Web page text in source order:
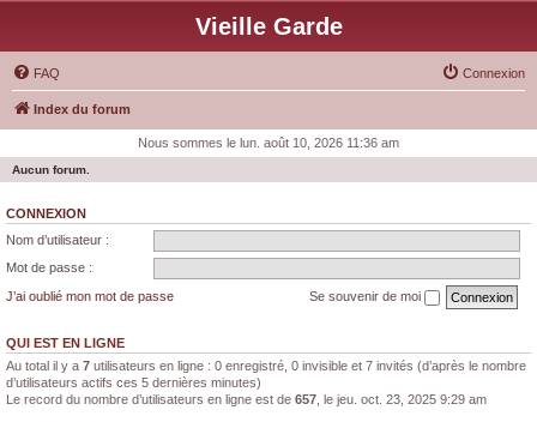
Vieille Garde
FAQ Connexion
Index du forum
Nous sommes le lun. août 10, 2026 11:36 am
Aucun forum.
CONNEXION
Nom d’utilisateur :
Mot de passe :
J’ai oublié mon mot de passe
Se souvenir de moi
QUI EST EN LIGNE
Au total il y a 7 utilisateurs en ligne : 0 enregistré, 0 invisible et 7 invités (d’après le nombre
d’utilisateurs actifs ces 5 dernières minutes)
Le record du nombre d’utilisateurs en ligne est de 657 , le jeu. oct. 23, 2025 9:29 am